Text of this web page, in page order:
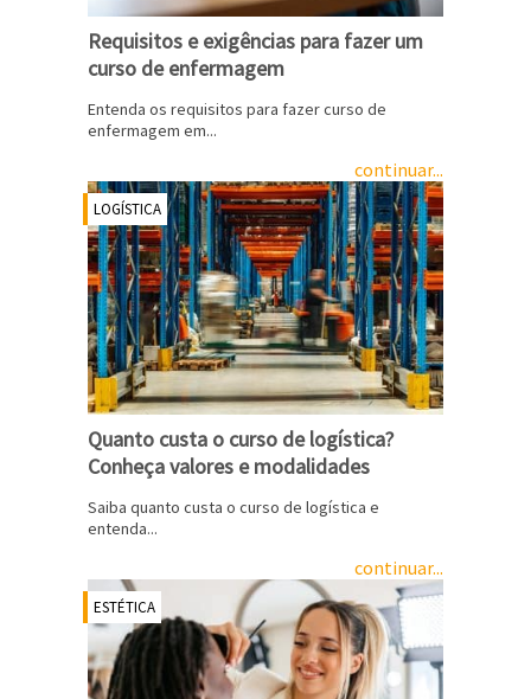
Requisitos e exigências para fazer um
curso de enfermagem
Entenda os requisitos para fazer curso de
enfermagem em...
continuar...
LOGÍSTICA
Quanto custa o curso de logística?
Conheça valores e modalidades
Saiba quanto custa o curso de logística e
entenda...
continuar...
ESTÉTICA